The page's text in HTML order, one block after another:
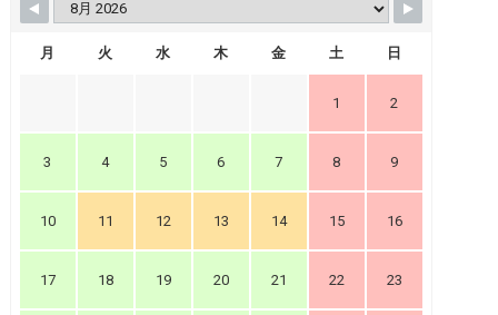
月 火 水 木 金 土 日
1 2
3 4 5 6 7 8 9
10 11 12 13 14 15 16
17 18 19 20 21 22 23